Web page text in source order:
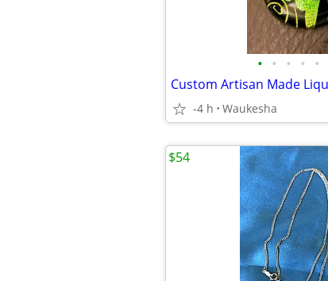
• • • • •
-4 h Waukesha
$54